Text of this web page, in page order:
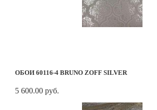
ОБОИ 60116-4 BRUNO ZOFF SILVER
5 600.00 руб.